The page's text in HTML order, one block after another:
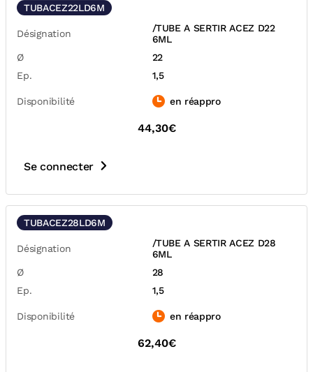
TUBACEZ22LD6M
Désignation
/TUBE A SERTIR ACEZ D22
6ML
Ø
22
Ep.
1,5
Disponibilité en réappro
44,30€
Se connecter
TUBACEZ28LD6M
Désignation
/TUBE A SERTIR ACEZ D28
6ML
Ø
28
Ep.
1,5
Disponibilité en réappro
62,40€